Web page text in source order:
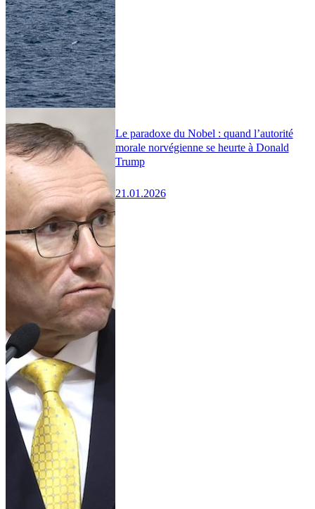
Le paradoxe du Nobel : quand l’autorité
morale norvégienne se heurte à Donald
Trump
21.01.2026